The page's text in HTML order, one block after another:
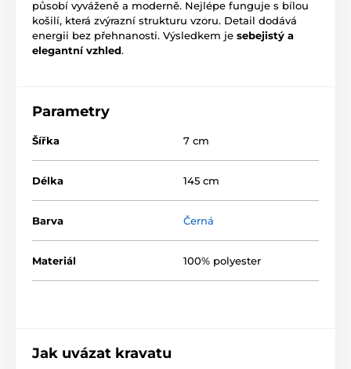
působí vyváženě a moderně. Nejlépe funguje s bílou
košilí, která zvýrazní strukturu vzoru. Detail dodává
energii bez přehnanosti. Výsledkem je sebejistý a
elegantní vzhled.
Parametry
Šířka 7 cm
Délka 145 cm
Barva Černá
Materiál 100% polyester
Jak uvázat kravatu